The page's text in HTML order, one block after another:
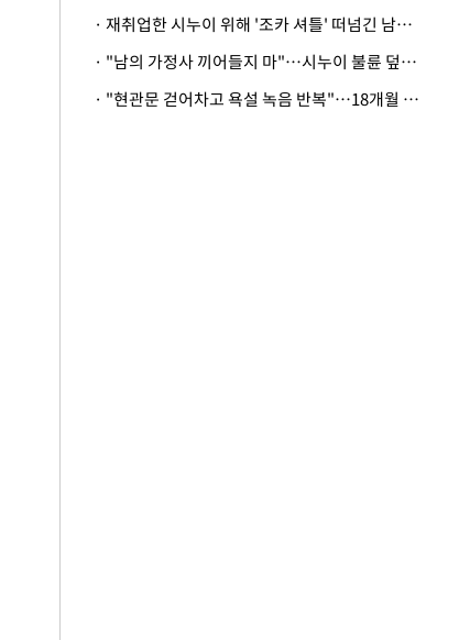
· 재취업한 시누이 위해 '조카 셔틀' 떠넘긴 남편…아내 "난 못한다"
· "남의 가정사 끼어들지 마"…시누이 불륜 덮으려는 남편에 억울한 아내
· "현관문 걷어차고 욕설 녹음 반복"…18개월 아기 키우는 집 뒤흔든 '앞집의 비극'